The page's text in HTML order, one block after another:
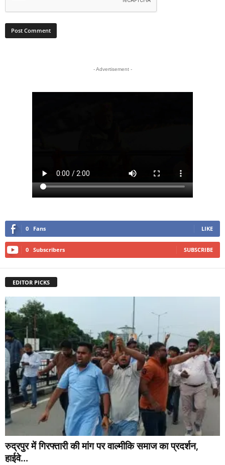
- Advertisement -
0 Fans LIKE
0 Subscribers SUBSCRIBE
EDITOR PICKS
रुद्रपुर में गिरफ्तारी की मांग पर वाल्मीकि समाज का प्रदर्शन,
हाईवे...